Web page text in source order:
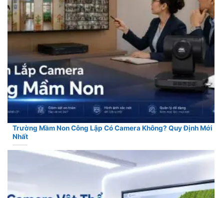
Trường Mầm Non Công Lập Có Camera Không? Quy Định Mới
Nhất